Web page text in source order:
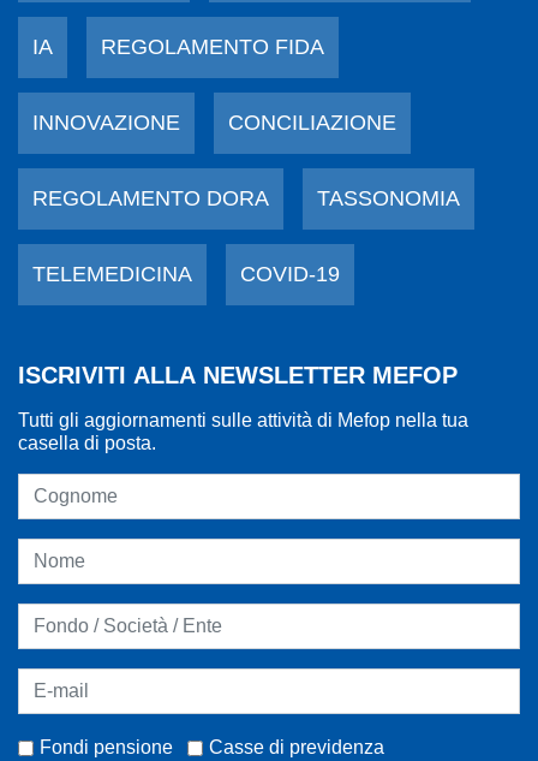
IA REGOLAMENTO FIDA
INNOVAZIONE CONCILIAZIONE
REGOLAMENTO DORA TASSONOMIA
TELEMEDICINA COVID-19
ISCRIVITI ALLA NEWSLETTER MEFOP
Tutti gli aggiornamenti sulle attività di Mefop nella tua
casella di posta.
Fondi pensione
Casse di previdenza